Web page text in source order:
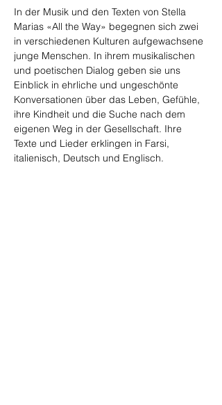
In der Musik und den Texten von Stella
Marias «All the Way» begegnen sich zwei
in verschiedenen Kulturen aufgewachsene
junge Menschen. In ihrem musikalischen
und poetischen Dialog geben sie uns
Einblick in ehrliche und ungeschönte
Konversationen über das Leben, Gefühle,
ihre Kindheit und die Suche nach dem
eigenen Weg in der Gesellschaft. Ihre
Texte und Lieder erklingen in Farsi,
italienisch, Deutsch und Englisch.